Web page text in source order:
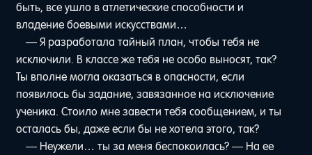
быть, все ушло в атлетические способности и
владение боевыми искусствами…
— Я разработала тайный план, чтобы тебя не
исключили. В классе же тебя не особо выносят, так?
Ты вполне могла оказаться в опасности, если
появилось бы задание, завязанное на исключение
ученика. Стоило мне завести тебя сообщением, и ты
осталась бы, даже если бы не хотела этого, так?
— Неужели… ты за меня беспокоилась? — На ее